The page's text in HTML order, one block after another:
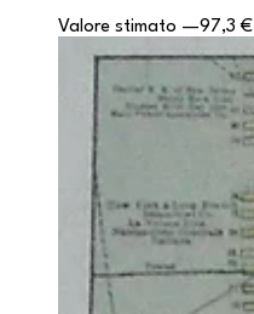
Valore stimato —97,3 €